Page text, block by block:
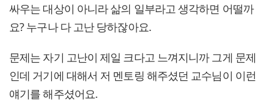
싸우는 대상이 아니라 삶의 일부라고 생각하면 어떨까
요? 누구나 다 고난 당하잖아요.
문제는 자기 고난이 제일 크다고 느껴지니까 그게 문제
인데 거기에 대해서 저 멘토링 해주셨던 교수님이 이런
얘기를 해주셨어요.